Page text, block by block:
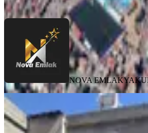
Ara
NOVA EMLAK
MANZARALI
Bertiz Evler Cami
Müstakil Ev